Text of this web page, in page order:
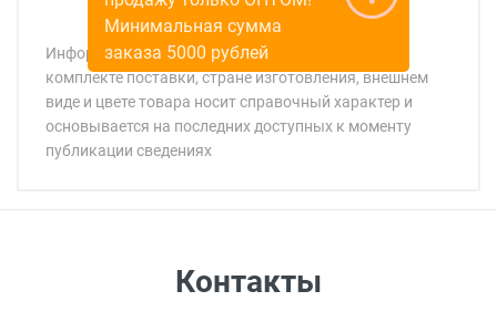
Информация о технических характеристиках,
комплекте поставки, стране изготовления, внешнем
виде и цвете товара носит справочный характер и
основывается на последних доступных к моменту
публикации сведениях
Контакты
Минимальная сумма
заказа 5000 рублей